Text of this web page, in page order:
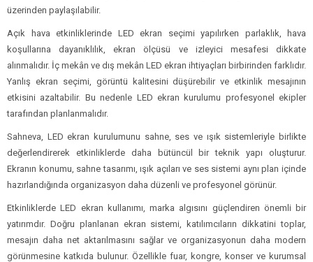
üzerinden paylaşılabilir.
Açık hava etkinliklerinde LED ekran seçimi yapılırken parlaklık, hava
koşullarına dayanıklılık, ekran ölçüsü ve izleyici mesafesi dikkate
alınmalıdır. İç mekân ve dış mekân LED ekran ihtiyaçları birbirinden farklıdır.
Yanlış ekran seçimi, görüntü kalitesini düşürebilir ve etkinlik mesajının
etkisini azaltabilir. Bu nedenle LED ekran kurulumu profesyonel ekipler
tarafından planlanmalıdır.
Sahneva, LED ekran kurulumunu sahne, ses ve ışık sistemleriyle birlikte
değerlendirerek etkinliklerde daha bütüncül bir teknik yapı oluşturur.
Ekranın konumu, sahne tasarımı, ışık açıları ve ses sistemi aynı plan içinde
hazırlandığında organizasyon daha düzenli ve profesyonel görünür.
Etkinliklerde LED ekran kullanımı, marka algısını güçlendiren önemli bir
yatırımdır. Doğru planlanan ekran sistemi, katılımcıların dikkatini toplar,
mesajın daha net aktarılmasını sağlar ve organizasyonun daha modern
görünmesine katkıda bulunur. Özellikle fuar, kongre, konser ve kurumsal